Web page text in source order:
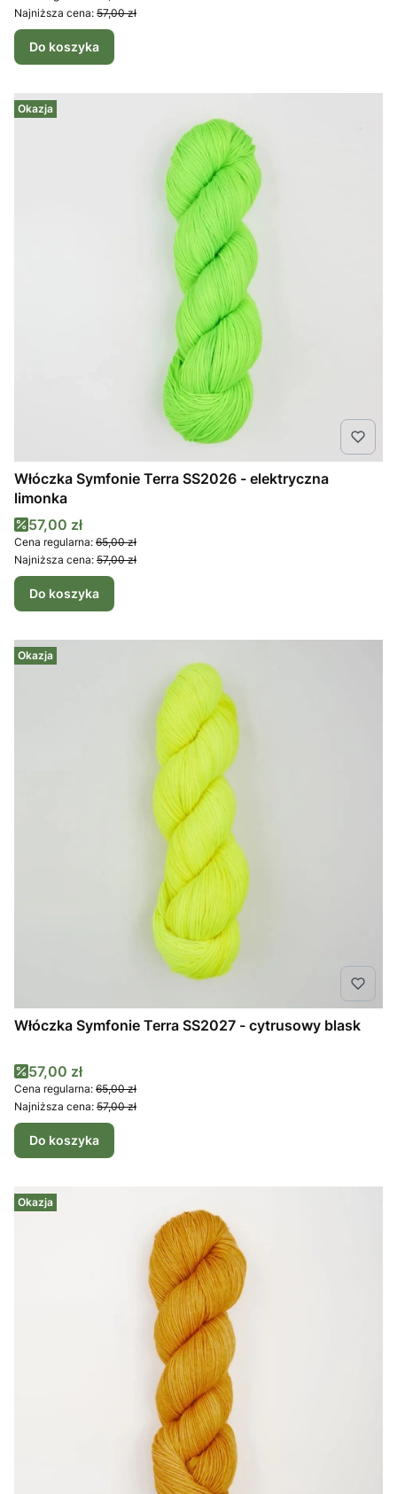
Najniższa cena: 57,00 zł
Do koszyka
Okazja
Włóczka Symfonie Terra SS2026 - elektryczna
limonka
Cena promocyjna
57,00 zł
Cena regularna: 65,00 zł
Najniższa cena: 57,00 zł
Do koszyka
Okazja
Włóczka Symfonie Terra SS2027 - cytrusowy blask
Cena promocyjna
57,00 zł
Cena regularna: 65,00 zł
Najniższa cena: 57,00 zł
Do koszyka
Okazja